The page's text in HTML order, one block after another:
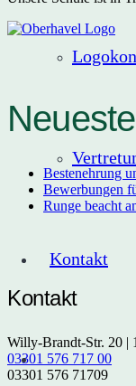
Kontakt
Bestenehrung
Bewerbungen
Runge beacht
Kontakt
Willy-Brandt-Str. 20 |
03301 576 717 00
03301 576 71709